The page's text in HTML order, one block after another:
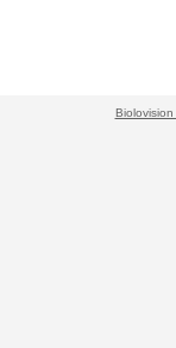
Biolovision